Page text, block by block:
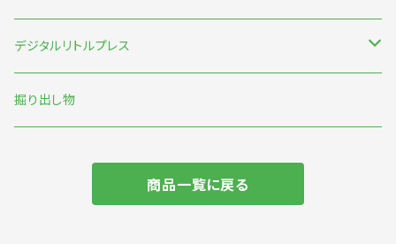
新刊台
本の本
デジタルリトルプレス
オリジナル
掘り出し物
商品一覧に戻る